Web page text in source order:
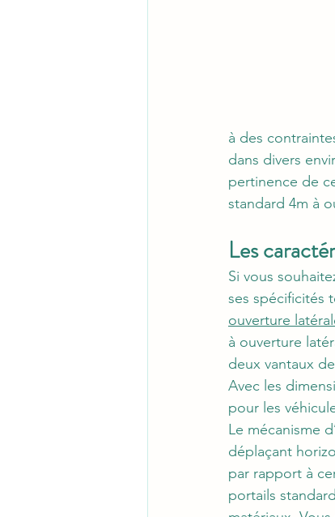
à des
dans divers
pertinence de
standard 4m à
Les
Si vous
ses spécificités
ouverture
à ouverture
deux vantaux
Avec les
pour les
Le mécanisme
déplaçant
par rapport à
portails